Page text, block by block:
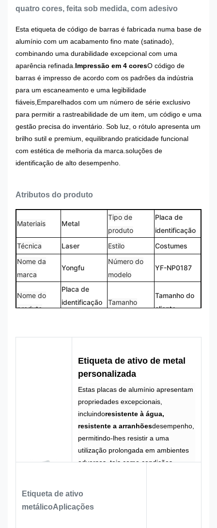
quatro cores, feita sob medida, com adesivo
Esta etiqueta de código de barras é fabricada numa base de
alumínio com um acabamento fino mate (satinado),
combinando uma durabilidade excepcional com uma
aparência refinada. Impressão em 4 coresO código de
barras é impresso de acordo com os padrões da indústria
para um escaneamento e uma legibilidade
fiáveis,Emparelhados com um número de série exclusivo
para permitir a rastreabilidade de um item, um código e uma
gestão precisa do inventário. Sob luz, o rótulo apresenta um
brilho sutil e premium, equilibrando praticidade funcional
com estética de melhoria da marca.soluções de
identificação de alto desempenho.
Atributos do produto
Materiais Metal
Tipo de
produto
Placa de
identificação
Técnica
Laser Estilo
Costumes
Nome da
marca
Yongfu
Número do
modelo
YF-NP0187
Nome do
produto
Placa de
identificação
Tamanho
Tamanho do
cliente
Logotipo Forma
CMYK,
Pantone, RAL,Projeto
100% feito
Etiqueta de ativo de metal
personalizada
Estas placas de alumínio apresentam
propriedades excepcionais,
incluindoresistente à água,
resistente a arranhõesdesempenho,
permitindo-lhes resistir a uma
utilização prolongada em ambientes
adversos, tais como condições
A combinação de
Etiqueta de ativo
metálicoAplicações